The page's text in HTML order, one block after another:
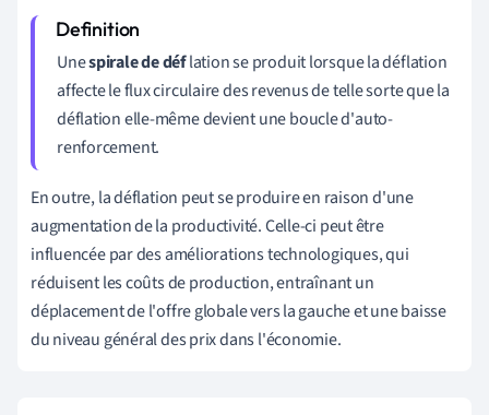
Unespirale de déflation se produit lorsque la déflation
affecte le flux circulaire des revenus de telle sorte que la
déflation elle-même devient une boucle d'auto-
renforcement.
En outre, la déflation peut se produire en raison d'une
augmentation de la productivité. Celle-ci peut être
influencée par des améliorations technologiques, qui
réduisent les coûts de production, entraînant un
déplacement de l'offre globale vers la gauche et une baisse
du niveau général des prix dans l'économie.